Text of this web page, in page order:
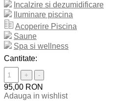
Incalzire si dezumidificare
Iluminare piscina
Acoperire Piscina
Saune
Spa si wellness
Corector pH
8kg
Cantitate:
+ -
95,00 RON
Adauga in wishlist